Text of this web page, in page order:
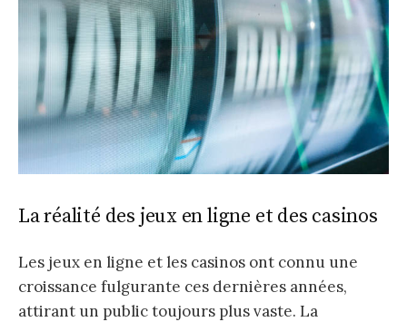
La réalité des jeux en ligne et des casinos
Les jeux en ligne et les casinos ont connu une
croissance fulgurante ces dernières années,
attirant un public toujours plus vaste. La